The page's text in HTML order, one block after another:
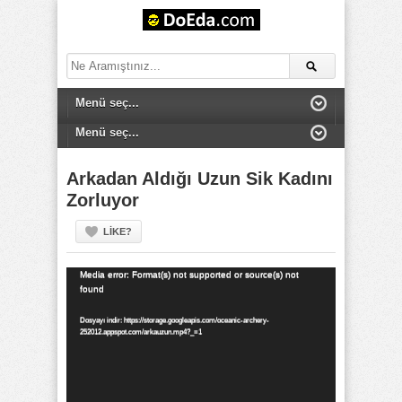
Arkadan Aldığı Uzun Sik Kadını
Zorluyor
LIKE?
Video
oynatıcı
Media error: Format(s) not supported or source(s) not
found
Dosyayı indir: https://storage.googleapis.com/oceanic-archery-
252012.appspot.com/arkauzun.mp4?_=1